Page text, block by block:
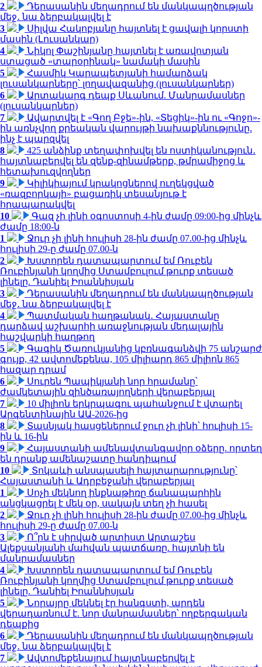
2
Դերասանին մեղադրում են մանկապղծության
մեջ․ նա ձերբակալվել է
3
Սիլվա Հակոբյանը հայտնել է ցավալի կորստի
մասին (Լուսանկար)
4
Նիկոլ Փաշինյանը հայտնել է առավոտյան
ստացած «տարօրինակ» նամակի մասին
5
Հասմիկ Կարապետյանի համարձակ
լուսանկարները՝ լողավազանից (լուսանկարներ)
6
Արտակարգ դեպք Սևանում. Մանրամասներ
(լուսանկարներ)
7
Ավարտվել է «Գող Բջե»-ին, «Տեցիկ»-ին ու «Գոջո»-
ին առնչվող քրեական վարույթի նախաքննությունը.
ինչ է պարզվել
8
425 անձինք տեղափոխվել են ոստիկանություն․
հայտնաբերվել են զենք-զինամթերք, թմրամիջոց և
հետախուզվողներ
9
Կիլիկիայում կրակոցներով ուղեկցված
«ռազբորկայի» բացառիկ տեսանյութ է
հրապարակվել
10
Գազ չի լինի օգոստոսի 4-ին ժամը 09:00-ից մինչև
ժամը 18:00-ն
1
Ջուր չի լինի հուլիսի 28-ին ժամը 07.00-ից մինչև
հուլիսի 29-ը ժամը 07.00-ն
2
Խստորեն դատապարտում եմ Ռուբեն
Ռուբինյանի կողմից Ստամբուլում թուրք տեսած
լինելը. Դանիել Իոաննիսյան
3
Դերասանին մեղադրում են մանկապղծության
մեջ․ նա ձերբակալվել է
4
Պատմական հաղթանակ․ Հայաստանը
դարձավ աշխարհի առաջնության մեդալային
հաշվարկի հաղթող
5
Գագիկ Ծառուկյանից կբռնագանձվի 75 անշարժ
գույք, 42 ավտոմեքենա, 105 միլիարդ 865 միլիոն 865
հազար դրամ
6
Սուրեն Պապիկյանի նոր հրամանը՝
ժամկետային զինծառայողների վերաբերյալ
7
10 միլիոն երկրպագու պահանջում է վտարել
Արգենտինային ԱԱ-2026-ից
8
Տասնյակ հասցեներում ջուր չի լինի՝ հուլիսի 15-
ին և 16-ին
9
Հայաստանի ամենավտանգավոր օձերը. որտեղ
են դրանք ամենաշատը հանդիպում
10
Տոկաևի անսպասելի հայտարարությունը՝
Հայաստանի և Ադրբեջանի վերաբերյալ
1
Սոչի մեկնող ինքնաթիռը ճանապարհին
անցկացրել է մեկ օր, սակայն տեղ չի հասել
2
Ջուր չի լինի հուլիսի 28-ին ժամը 07.00-ից մինչև
հուլիսի 29-ը ժամը 07.00-ն
3
Ո՞րն է սիրված արտիստ Արտաշես
Ալեքսանյանի մահվան պատճառը. հայտնի են
մանրամասներ
4
Խստորեն դատապարտում եմ Ռուբեն
Ռուբինյանի կողմից Ստամբուլում թուրք տեսած
լինելը. Դանիել Իոաննիսյան
5
Նորայրը մեկնել էր հանգստի, արդեն
վերադառնում է. նոր մանրամասներ՝ ողբերգական
դեպքից
6
Դերասանին մեղադրում են մանկապղծության
մեջ․ նա ձերբակալվել է
7
Ավտոմեքենայում հայտնաբերվել է